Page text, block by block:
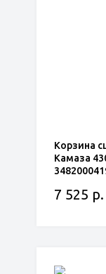
Корзина
Камаза
7 525 р.